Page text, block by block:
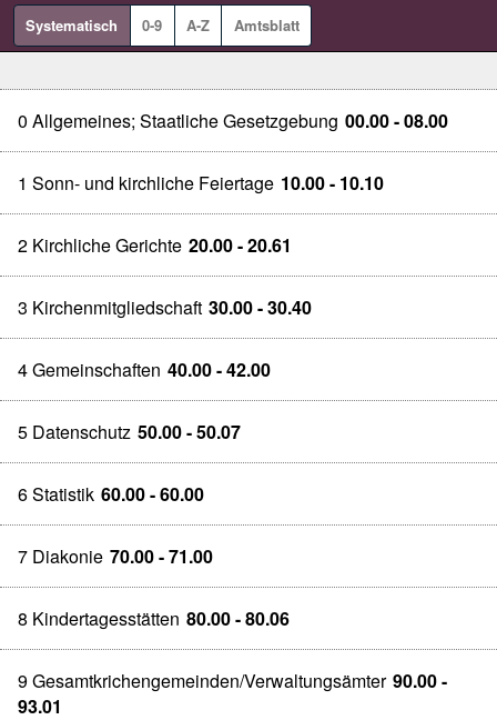
Systematisch 0-9 A-Z Amtsblatt
0 Allgemeines; Staatliche Gesetzgebung 00.00 - 08.00
1 Sonn- und kirchliche Feiertage 10.00 - 10.10
2 Kirchliche Gerichte 20.00 - 20.61
3 Kirchenmitgliedschaft 30.00 - 30.40
4 Gemeinschaften 40.00 - 42.00
5 Datenschutz 50.00 - 50.07
6 Statistik 60.00 - 60.00
7 Diakonie 70.00 - 71.00
8 Kindertagesstätten 80.00 - 80.06
9 Gesamtkrichengemeinden/Verwaltungsämter 90.00 -
93.01